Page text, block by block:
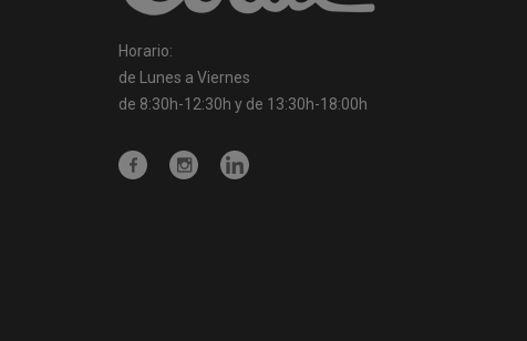
Horario:
de Lunes a Viernes
de 8:30h-12:30h y de 13:30h-18:00h